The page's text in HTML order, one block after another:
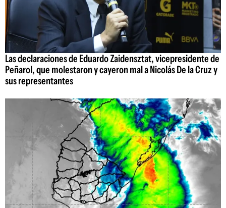
Las declaraciones de Eduardo Zaidensztat, vicepresidente de
Peñarol, que molestaron y cayeron mal a Nicolás De la Cruz y
sus representantes